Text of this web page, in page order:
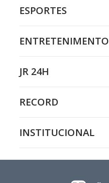
ESPORTES
ENTRETENIMENTO
JR 24H
RECORD
INSTITUCIONAL